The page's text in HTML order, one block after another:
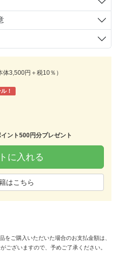
体3,500円＋税10％）
！
ント500円分プレゼント
に入れる
はこちら
ご購入いただいた場合のお支払金額は、
ございますので、予めご了承ください。